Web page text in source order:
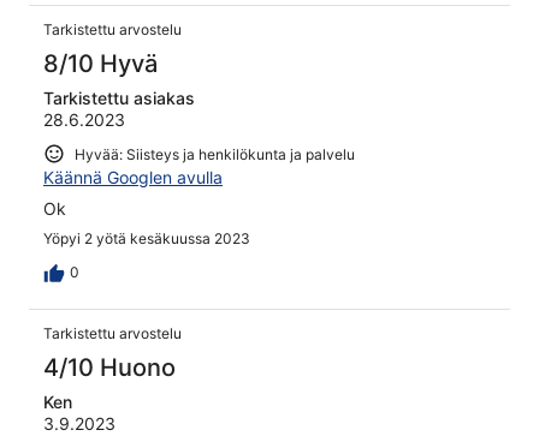
Tarkistettu arvostelu
8/10 Hyvä
Tarkistettu asiakas
28.6.2023
Hyvää: Siisteys ja henkilökunta ja palvelu
Käännä Googlen avulla
Ok
Yöpyi 2 yötä kesäkuussa 2023
0
Tarkistettu arvostelu
4/10 Huono
Ken
3.9.2023